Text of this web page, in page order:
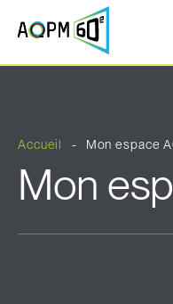
Accueil Mon espace
Mon